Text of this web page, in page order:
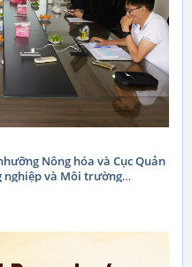
Nông hóa và Cục Quản
nghiệp và Môi trường